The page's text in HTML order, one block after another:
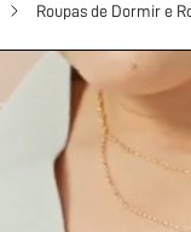
Roupas de Dormir e